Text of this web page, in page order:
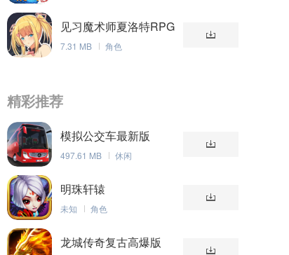
见习魔术师夏洛特RPG
7.31 MB 角色
精彩推荐
模拟公交车最新版
497.61 MB 休闲
明珠轩辕
未知 角色
龙城传奇复古高爆版